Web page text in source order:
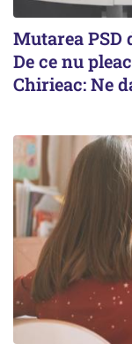
Mutarea PSD
De ce nu
Chirieac: Ne